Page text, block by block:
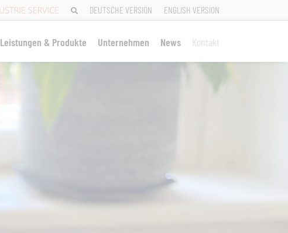
DEUTSCHE VERSION ENGLISH VERSION
Leistungen & Produkte Unternehmen News Kontakt